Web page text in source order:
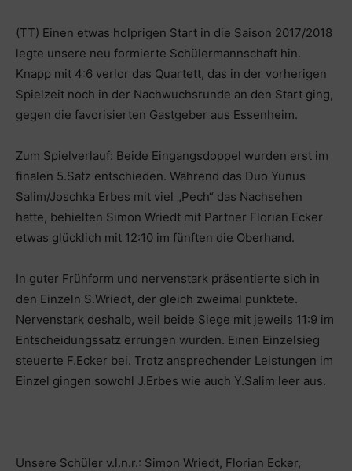
(TT) Einen etwas holprigen Start in die Saison 2017/2018
legte unsere neu formierte Schülermannschaft hin.
Knapp mit 4:6 verlor das Quartett, das in der vorherigen
Spielzeit noch in der Nachwuchsrunde an den Start ging,
gegen die favorisierten Gastgeber aus Essenheim.
Zum Spielverlauf: Beide Eingangsdoppel wurden erst im
finalen 5.Satz entschieden. Während das Duo Yunus
Salim/Joschka Erbes mit viel „Pech“ das Nachsehen
hatte, behielten Simon Wriedt mit Partner Florian Ecker
etwas glücklich mit 12:10 im fünften die Oberhand.
In guter Frühform und nervenstark präsentierte sich in
den Einzeln S.Wriedt, der gleich zweimal punktete.
Nervenstark deshalb, weil beide Siege mit jeweils 11:9 im
Entscheidungssatz errungen wurden. Einen Einzelsieg
steuerte F.Ecker bei. Trotz ansprechender Leistungen im
Einzel gingen sowohl J.Erbes wie auch Y.Salim leer aus.
Unsere Schüler v.l.n.r.: Simon Wriedt, Florian Ecker,